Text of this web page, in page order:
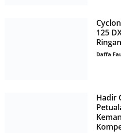
125
Daffa
Hadir